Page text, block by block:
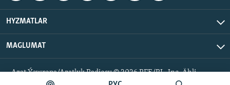
HYZMATLAR
MAGLUMAT
Azat Ýewropa/Azatlyk Radiosy © 2026 RFE/RL, Inc. Ähli
hukuklar goralan.